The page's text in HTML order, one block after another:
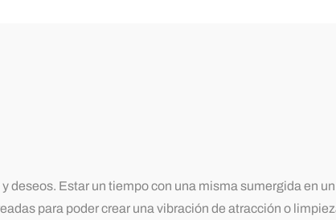
Estar un tiempo con una misma sumergida en
para poder crear una vibración de atracción o